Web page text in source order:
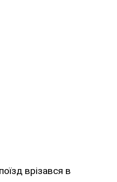
врізався в